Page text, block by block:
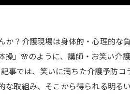
？介護現場は身体的・心理的な
操」🌸のように、講師・お笑い介
事では、笑いに満ちた介護予防コ
取組み、そこから得られる明る